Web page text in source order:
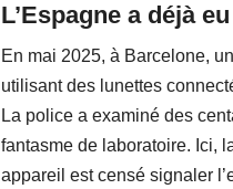
L’Espagne a déjà
En mai 2025, à Barcelone,
utilisant des lunettes
La police a examiné des
fantasme de laboratoire. Ici,
appareil est censé signaler